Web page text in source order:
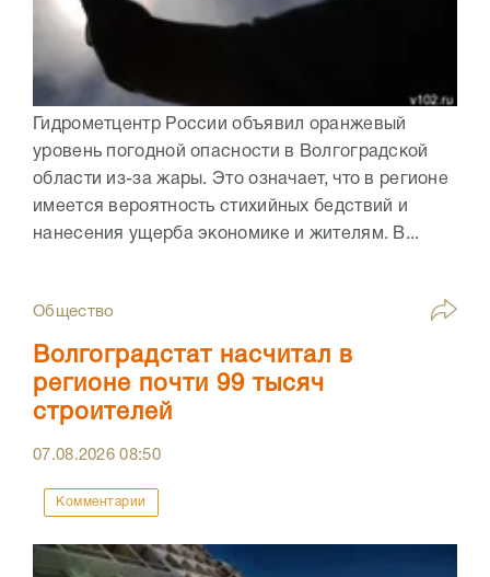
Гидрометцентр России объявил оранжевый
уровень погодной опасности в Волгоградской
области из-за жары. Это означает, что в регионе
имеется вероятность стихийных бедствий и
нанесения ущерба экономике и жителям. В...
Общество
Волгоградстат насчитал в
регионе почти 99 тысяч
строителей
07.08.202608:50
Комментарии